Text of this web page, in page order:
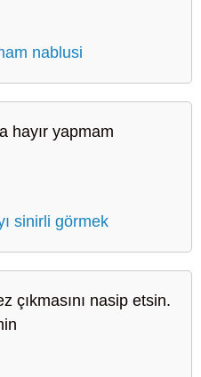
nablusi
hayır yapmam
sinirli görmek
çıkmasını nasip etsin.